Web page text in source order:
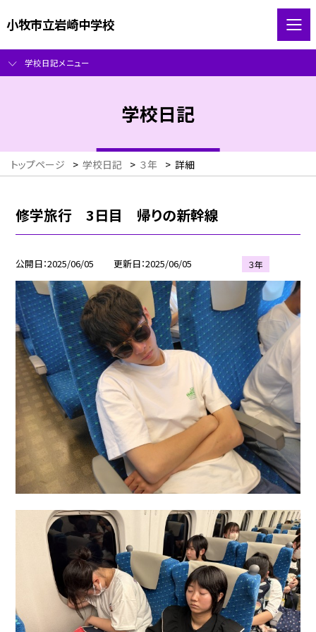
小牧市立岩崎中学校
学校日記メニュー
学校日記
トップページ > 学校日記 > ３年 > 詳細
修学旅行 3日目 帰りの新幹線
公開日 2025/06/05 更新日 2025/06/05 ３年